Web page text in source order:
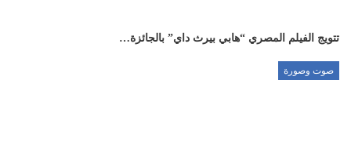
تتويج الفيلم المصري “هابي بيرث داي” بالجائزة…
صوت وصورة